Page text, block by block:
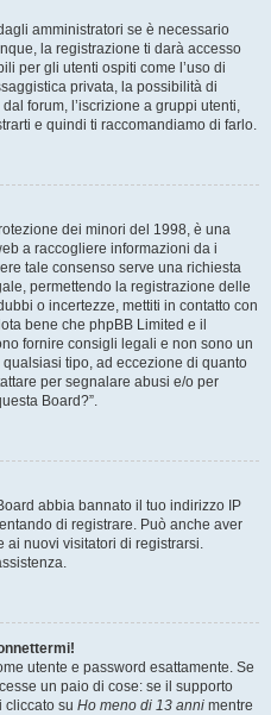
amministratori se è necessario
la registrazione ti darà accesso
per gli utenti ospiti come l’uso di
privata, la possibilità di
forum, l’iscrizione a gruppi utenti,
e quindi ti raccomandiamo di farlo.
dei minori del 1998, è una
a raccogliere informazioni da i
tale consenso serve una richiesta
permettendo la registrazione delle
o incertezze, mettiti in contatto con
bene che phpBB Limited e il
fornire consigli legali e non sono un
tipo, ad eccezione di quanto
per segnalare abusi e/o per
Board?”.
abbia bannato il tuo indirizzo IP
di registrare. Può anche aver
nuovi visitatori di registrarsi.
utente e password esattamente. Se
un paio di cose: se il supporto
cliccato su Ho meno di 13 anni mentre